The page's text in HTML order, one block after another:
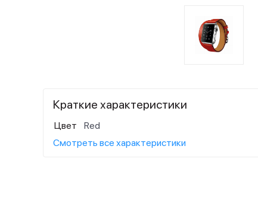
Краткие характеристики
Цвет
Red
Смотреть все характеристики